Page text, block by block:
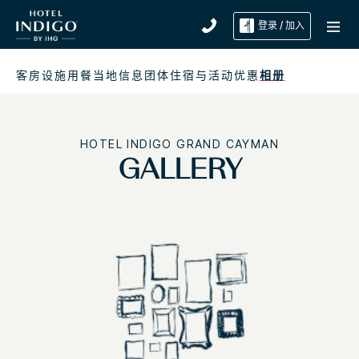
登录 / 加入
客房设施用餐当地信息 团体住宿与活动优惠相册
HOTEL INDIGO GRAND CAYMAN
GALLERY